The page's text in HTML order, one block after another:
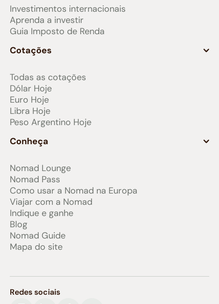
Investimentos internacionais
Aprenda a investir
Guia Imposto de Renda
Cotações
Todas as cotações
Dólar Hoje
Euro Hoje
Libra Hoje
Peso Argentino Hoje
Conheça
Nomad Lounge
Nomad Pass
Como usar a Nomad na Europa
Viajar com a Nomad
Indique e ganhe
Blog
Nomad Guide
Mapa do site
Redes sociais